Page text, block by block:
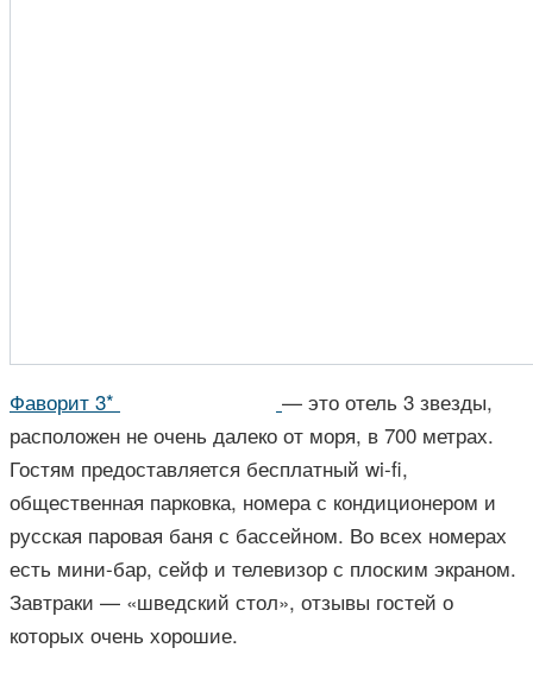
Фаворит 3*
— это отель 3 звезды,
расположен не очень далеко от моря, в 700 метрах.
Гостям предоставляется бесплатный wi-fi,
общественная парковка, номера с кондиционером и
русская паровая баня с бассейном. Во всех номерах
есть мини-бар, сейф и телевизор с плоским экраном.
Завтраки — «шведский стол», отзывы гостей о
которых очень хорошие.